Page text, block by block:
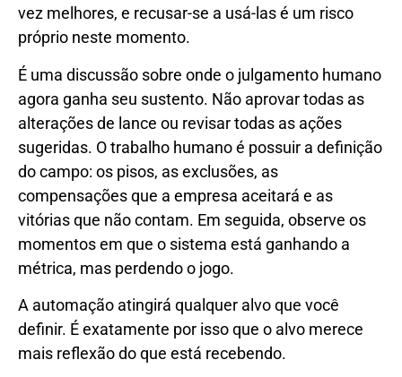
vez melhores, e recusar-se a usá-las é um risco
próprio neste momento.
É uma discussão sobre onde o julgamento humano
agora ganha seu sustento. Não aprovar todas as
alterações de lance ou revisar todas as ações
sugeridas. O trabalho humano é possuir a definição
do campo: os pisos, as exclusões, as
compensações que a empresa aceitará e as
vitórias que não contam. Em seguida, observe os
momentos em que o sistema está ganhando a
métrica, mas perdendo o jogo.
A automação atingirá qualquer alvo que você
definir. É exatamente por isso que o alvo merece
mais reflexão do que está recebendo.